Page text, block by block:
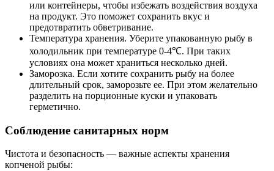
или контейнеры, чтобы избежать воздействия воздуха
на продукт. Это поможет сохранить вкус и
предотвратить обветривание.
Температура хранения. Уберите упакованную рыбу в
холодильник при температуре 0-4℃. При таких
условиях она может храниться несколько дней.
Заморозка. Если хотите сохранить рыбу на более
длительный срок, заморозьте ее. При этом желательно
разделить на порционные куски и упаковать
герметично.
Соблюдение санитарных норм
Чистота и безопасность — важные аспекты хранения
копченой рыбы: